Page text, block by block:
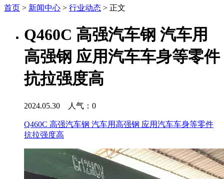
首页 > 新闻中心 > 行业动态 > 正文
Q460C 高强汽车钢 汽车用
高强钢 应用汽车车身等零件
抗拉强度高
2024.05.30 人气： 0
Q460C 高强汽车钢 汽车用高强钢 应用汽车车身等零件
抗拉强度高